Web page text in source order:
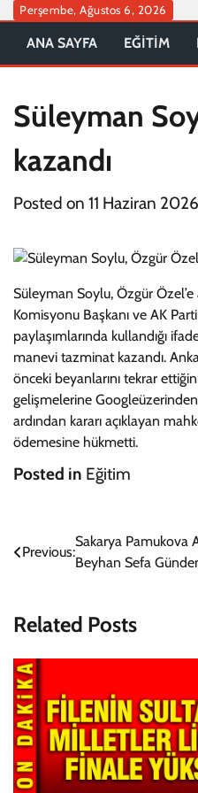
Skip
content
Perşembe, Ağustos 6, 2026
ANA SAYFA EĞİTİM
Süleyman
kazandı
Posted on 11 Haziran 2026
Süleyman Soylu, Özgür
Komisyonu Başkanı ve AK
paylaşımlarında kullandığı
manevi tazminat kazandı.
önceki beyanlarını tekrar
gelişmelerine
ardından kararı açıklayan
ödemesine hükmetti.
Posted in Eğitim
Yazı
gezinmesi
Previous:
Sakarya Pamukova
Beyhan Sefa
Related Posts